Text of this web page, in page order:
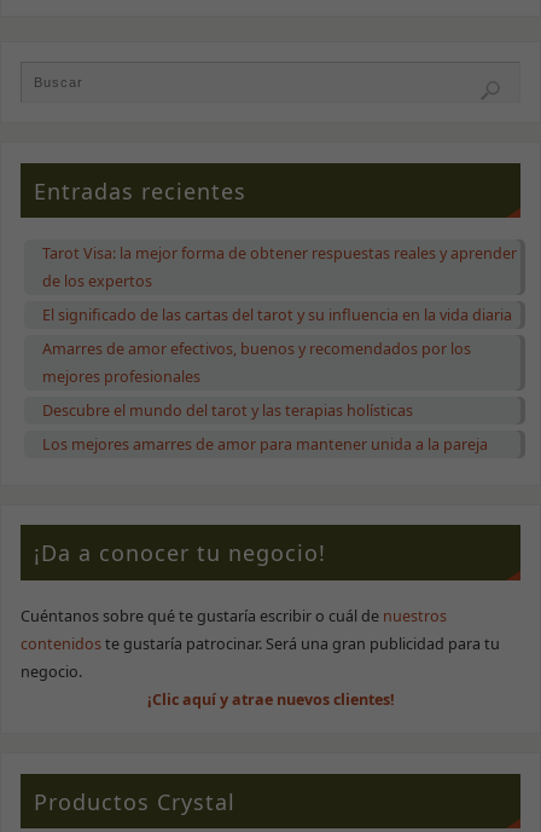
Entradas recientes
Tarot Visa: la mejor forma de obtener respuestas reales y aprender
de los expertos
El significado de las cartas del tarot y su influencia en la vida diaria
Amarres de amor efectivos, buenos y recomendados por los
mejores profesionales
Descubre el mundo del tarot y las terapias holísticas
Los mejores amarres de amor para mantener unida a la pareja
¡Da a conocer tu negocio!
Cuéntanos sobre qué te gustaría escribir o cuál de nuestros
contenidoste gustaría patrocinar. Será una gran publicidad para tu
negocio.
¡Clic aquí y atrae nuevos clientes!
Productos Crystal